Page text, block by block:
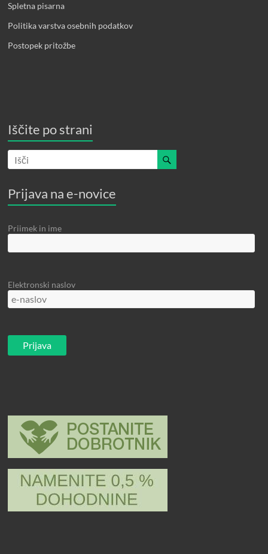
Spletna pisarna
Politika varstva osebnih podatkov
Postopek pritožbe
Iščite po strani
Prijava na e-novice
Priimek in ime
Elektronski naslov